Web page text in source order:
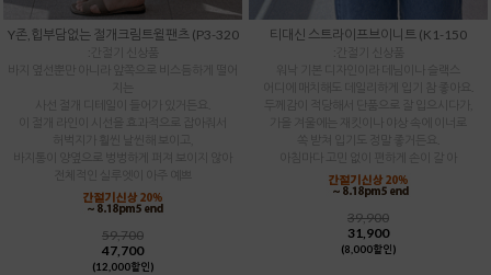
Y존,힙부담없는 절개크림트윌팬츠 (P3-320
:간절기 신상품
바지 옆선뿐만 아니라 앞쪽으로 비스듬하게 떨어
사선 절개 디테일이 들어가 있거든요.
허벅지가 훨씬 날씬해 보이고,
전체적인 실루엣이 아주 예쁘
59,700
47,700
(12,000할인)
티대신 스트라이프브이니트 (K1-150
:간절기 신상품
가을 겨울에는 재킷이나 야상 속에 이너로
쏙 받쳐 입기도 정말 좋거든요.
아침마다 고민 없이 편하게 손이 갈 아
39,900
31,900
(8,000할인)